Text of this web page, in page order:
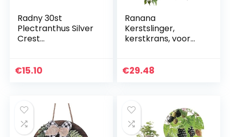
Radny 30st
Plectranthus Silver
Crest
€15.10
Ranana
Kerstslinger,
kerstkrans, voor
€29.48